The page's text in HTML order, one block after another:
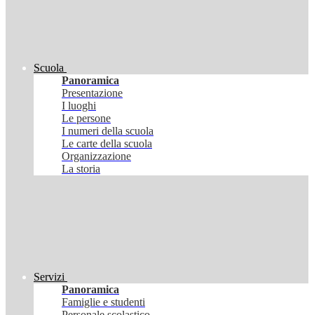
Scuola
Panoramica
Presentazione
I luoghi
Le persone
I numeri della scuola
Le carte della scuola
Organizzazione
La storia
Servizi
Panoramica
Famiglie e studenti